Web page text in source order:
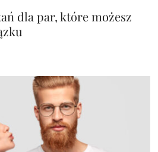
dla par, które możesz